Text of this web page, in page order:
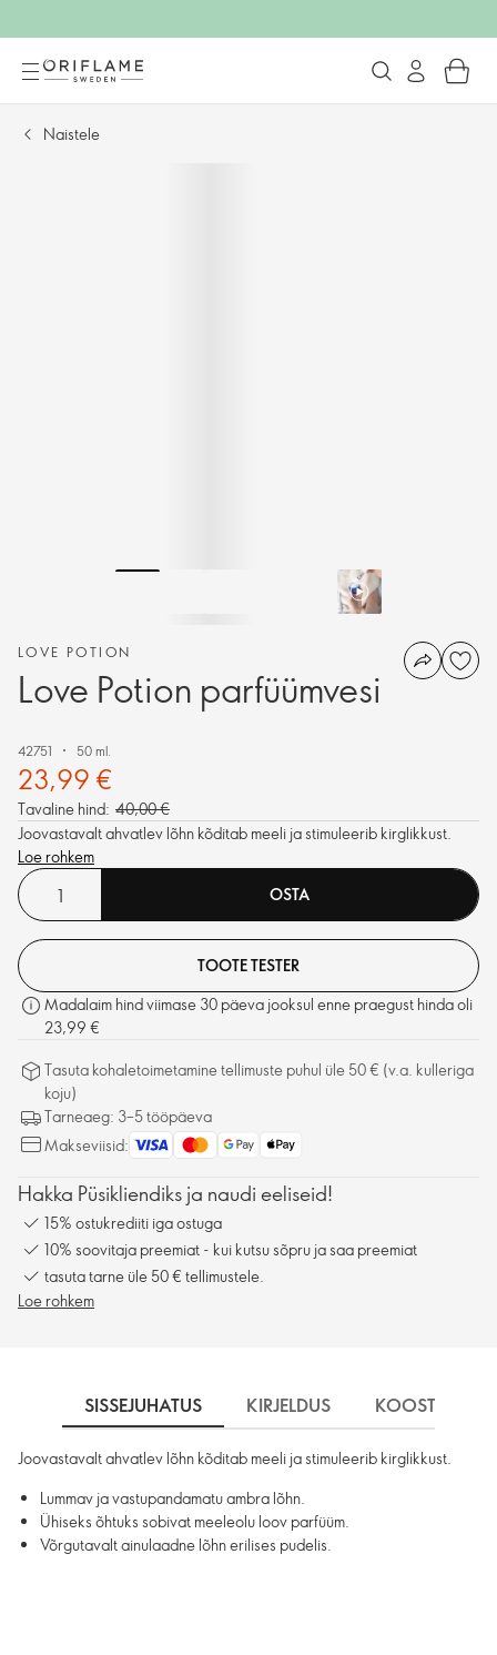
Naistele
LOVE POTION
Love Potion parfüümvesi
42751 50 ml.
23,99 €
Tavaline hind: 40,00 €
Joovastavalt ahvatlev lõhn kõditab meeli ja stimuleerib kirglikkust.
Loe rohkem
OSTA
TOOTE TESTER
Madalaim hind viimase 30 päeva jooksul enne praegust hinda oli
23,99 €
Tasuta kohaletoimetamine tellimuste puhul üle 50 € (v.a. kulleriga
koju)
Tarneaeg: 3–5 tööpäeva
Makseviisid:
Hakka Püsikliendiks ja naudi eeliseid!
15% ostukrediiti iga ostuga
10% soovitaja preemiat - kui kutsu sõpru ja saa preemiat
tasuta tarne üle 50 € tellimustele.
Loe rohkem
SISSEJUHATUS KIRJELDUS
Joovastavalt ahvatlev lõhn kõditab meeli ja stimuleerib kirglikkust.
Lummav ja vastupandamatu ambra lõhn.
Ühiseks õhtuks sobivat meeleolu loov parfüüm.
Võrgutavalt ainulaadne lõhn erilises pudelis.